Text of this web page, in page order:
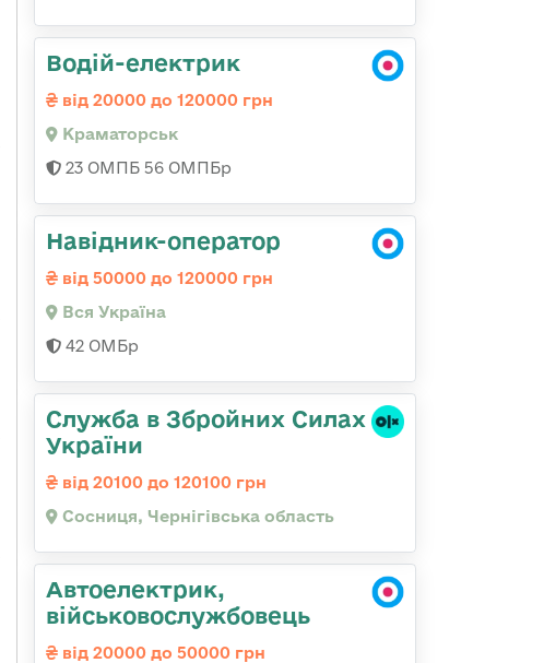
Водій-електрик
від 20000 до 120000 грн
Краматорськ
23 ОМПБ 56 ОМПБр
Навідник-оператор
від 50000 до 120000 грн
Вся Україна
42 ОМБр
Служба в Збройних Силах
України
від 20100 до 120100 грн
Сосниця, Чернігівська область
Автоелектрик,
військовослужбовець
від 20000 до 50000 грн